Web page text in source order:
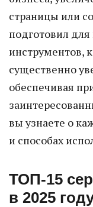
страницы или
подготовил
инструментов,
существенно
обеспечивая
вы узнаете о
и способах
ТОП-15
в 2025